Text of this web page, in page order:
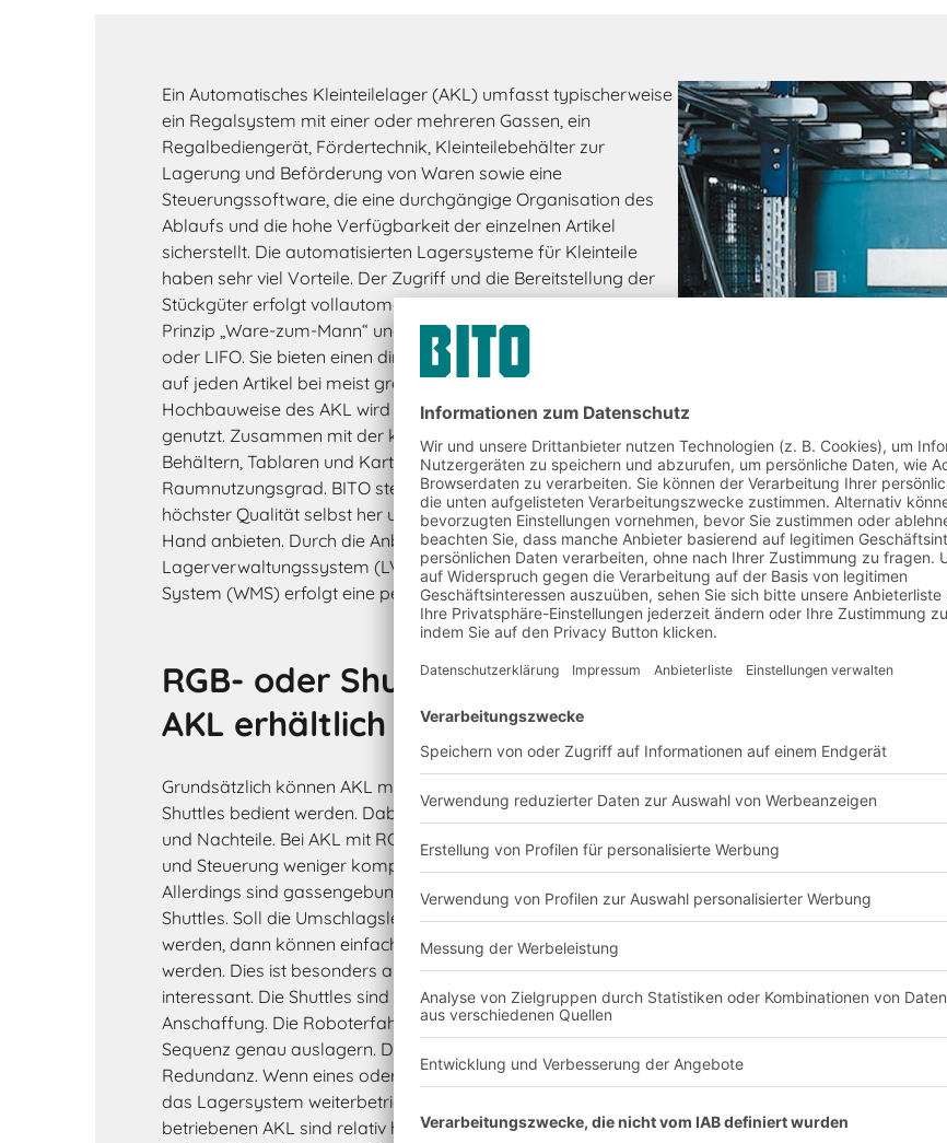
Ein Automatisches Kleinteilelager (AKL) umfasst typischerweise
ein Regalsystem mit einer oder mehreren Gassen, ein
Regalbediengerät, Fördertechnik, Kleinteilebehälter zur
Lagerung und Beförderung von Waren sowie eine
Steuerungssoftware, die eine durchgängige Organisation des
Ablaufs und die hohe Verfügbarkeit der einzelnen Artikel
sicherstellt. Die automatisierten Lagersysteme für Kleinteile
haben sehr viel Vorteile. Der Zugriff und die Bereitstellung der
Stückgüter erfolgt vollautomatisch und sehr schnell nach dem
Prinzip „Ware-zum-Mann“ und mit den Lagerstrategien FIFO
oder LIFO. Sie bieten einen direkten und permanenten Zugriff
auf jeden Artikel bei meist grossem Sortiment. Durch die
Hochbauweise des AKL wird die Höhe der Lagerhalle optimal
genutzt. Zusammen mit der kompakten Lagerung von
Behältern, Tablaren und Kartons ergibt sich eine hoher
Raumnutzungsgrad. BITO stellt alle Regale und Behälter in
höchster Qualität selbst her und kann daher alles aus einer
Hand anbieten. Durch die Anbindung an ein modernes
Lagerverwaltungssystem (LVS) bzw. Warehouse Management
System (WMS) erfolgt eine permanente Inventur der Waren.
RGB- oder Shuttle-bediente
AKL erhältlich
Grundsätzlich können AKL mit Regalbediengeräten (RGB) oder
Shuttles bedient werden. Dabei haben beide Lagersysteme Vor-
und Nachteile. Bei AKL mit RGB ist der Regalbau, die Sensorik
und Steuerung weniger komplex als bei AKL mit Shuttles.
Allerdings sind gassengebundene RGB weniger flexibel als
Shuttles. Soll die Umschlagsleistung eines Shuttle-Lagers erhöht
werden, dann können einfach weitere Shuttles hinzugefügt
werden. Dies ist besonders auch in Spitzenzeiten sehr
interessant. Die Shuttles sind relativ preiswert in der
Anschaffung. Die Roboterfahrzeuge können zudem bis auf die
Sequenz genau auslagern. Darüber hinaus besteht eine hohe
Redundanz. Wenn eines oder wenige Fahrzeuge ausfallen, kann
das Lagersystem weiterbetrieben werden. Mit Shuttle-
betriebenen AKL sind relativ hohe Umschlagsleistungen zu